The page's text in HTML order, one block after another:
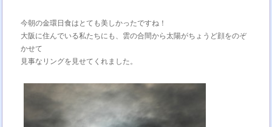
今朝の金環日食はとても美しかったですね！
大阪に住んでいる私たちにも、雲の合間から太陽がちょうど顔をのぞ
かせて
見事なリングを見せてくれました。